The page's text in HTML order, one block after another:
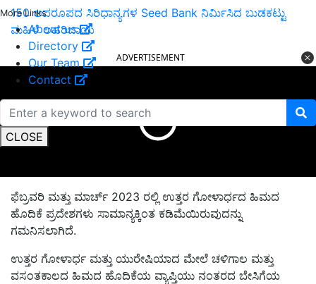
More Links
About us
Directory
Our Team
Contact
CLOSE
150 ಅಪರೂಪದ ಸಿರಿಧಾನ್ಯಗಳ Seed Bank ನಿರ್ಮಿಸಿದ ಬುಡಕಟ್ಟು
ಮಹಿಳೆ ಲಹರಿಬಾಯಿ
ADVERTISEMENT
ಫೆಬ್ರವರಿ ಮತ್ತು ಮಾರ್ಚ್ 2023 ರಲ್ಲಿ ಉತ್ತರ ಗೋಳಾರ್ಧದ ಹಿಮದ
ಹೊದಿಕೆ ಪ್ರದೇಶಗಳು ಸಾಮಾನ್ಯಕ್ಕಿಂತ ಕಡಿಮೆಯಿರುವುದನ್ನು
ಗಮನಿಸಲಾಗಿದೆ.
ಉತ್ತರ ಗೋಳಾರ್ಧ ಮತ್ತು ಯುರೇಷಿಯಾದ ಮೇಲೆ ಚಳಿಗಾಲ ಮತ್ತು
ವಸಂತಕಾಲದ ಹಿಮದ ಹೊದಿಕೆಯ ವ್ಯಾಪ್ತಿಯು ನಂತರದ ಬೇಸಿಗೆಯ